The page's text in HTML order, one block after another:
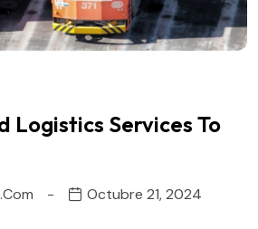
Logistics Services To
Octubre 21, 2024